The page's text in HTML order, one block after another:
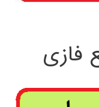
فازی